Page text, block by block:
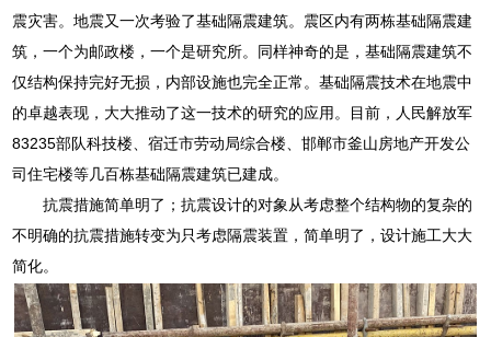
震灾害。地震又一次考验了基础隔震建筑。震区内有两栋基础隔震建
筑，一个为邮政楼，一个是研究所。同样神奇的是，基础隔震建筑不
仅结构保持完好无损，内部设施也完全正常。基础隔震技术在地震中
的卓越表现，大大推动了这一技术的研究的应用。目前，人民解放军
83235部队科技楼、宿迁市劳动局综合楼、邯郸市釜山房地产开发公
司住宅楼等几百栋基础隔震建筑已建成。
抗震措施简单明了；抗震设计的对象从考虑整个结构物的复杂的
不明确的抗震措施转变为只考虑隔震装置，简单明了，设计施工大大
简化。